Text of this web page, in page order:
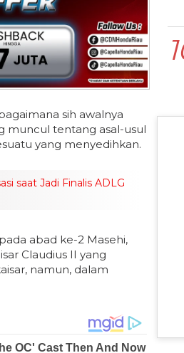
sih awalnya
muncul tentang asal-usul
yang menyedihkan.
saat Jadi Finalis ADLG
abad ke-2 Masehi,
Claudius II yang
namun, dalam